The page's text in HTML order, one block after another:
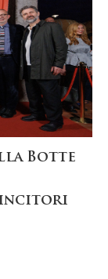
Botte